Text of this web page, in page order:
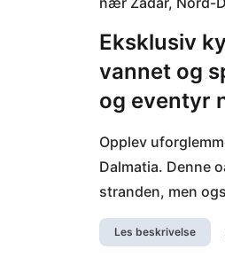
Eksklusiv
vannet og
og eventyr
Opplev
Dalmatia. Denne
stranden, men
bølgene og
Paklenica
Les beskrivelse